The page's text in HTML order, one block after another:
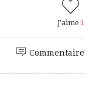
J'aime 1
Commentaire